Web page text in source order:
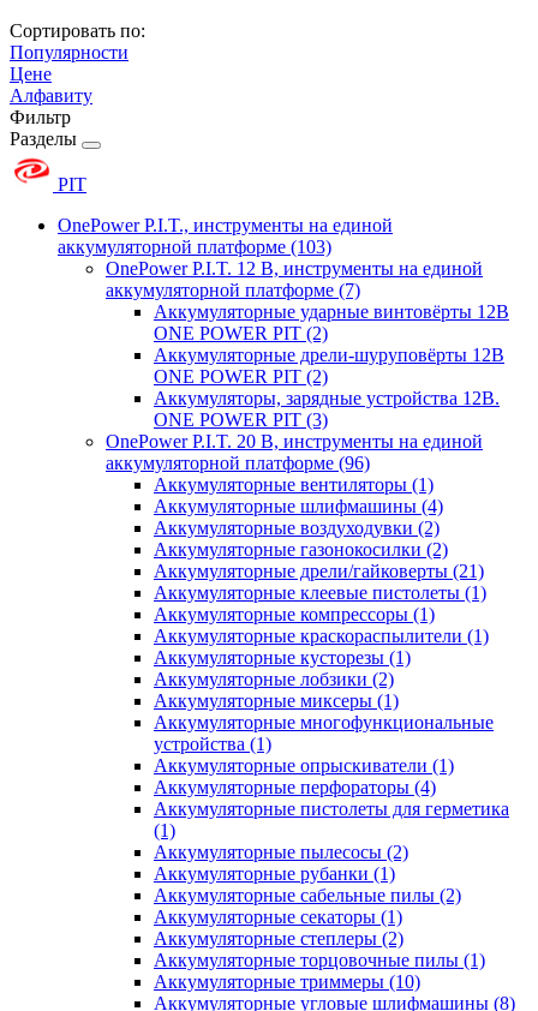
Сортировать по:
Популярности
Цене
Алфавиту
Фильтр
Разделы
PIT
OnePower P.I.T., инструменты на единой
аккумуляторной платформе (103)
OnePower P.I.T. 12 В, инструменты на единой
аккумуляторной платформе (7)
Аккумуляторные ударные винтовёрты 12В
ONE POWER PIT (2)
Аккумуляторные дрели-шуруповёрты 12В
ONE POWER PIT (2)
Аккумуляторы, зарядные устройства 12В.
ONE POWER PIT (3)
OnePower P.I.T. 20 В, инструменты на единой
аккумуляторной платформе (96)
Аккумуляторные вентиляторы (1)
Аккумуляторные шлифмашины (4)
Аккумуляторные воздуходувки (2)
Аккумуляторные газонокосилки (2)
Аккумуляторные дрели/гайковерты (21)
Аккумуляторные клеевые пистолеты (1)
Аккумуляторные компрессоры (1)
Аккумуляторные краскораспылители (1)
Аккумуляторные кусторезы (1)
Аккумуляторные лобзики (2)
Аккумуляторные миксеры (1)
Аккумуляторные многофункциональные
устройства (1)
Аккумуляторные опрыскиватели (1)
Аккумуляторные перфораторы (4)
Аккумуляторные пистолеты для герметика
(1)
Аккумуляторные пылесосы (2)
Аккумуляторные рубанки (1)
Аккумуляторные сабельные пилы (2)
Аккумуляторные секаторы (1)
Аккумуляторные степлеры (2)
Аккумуляторные торцовочные пилы (1)
Аккумуляторные триммеры (10)
Аккумуляторные угловые шлифмашины (8)